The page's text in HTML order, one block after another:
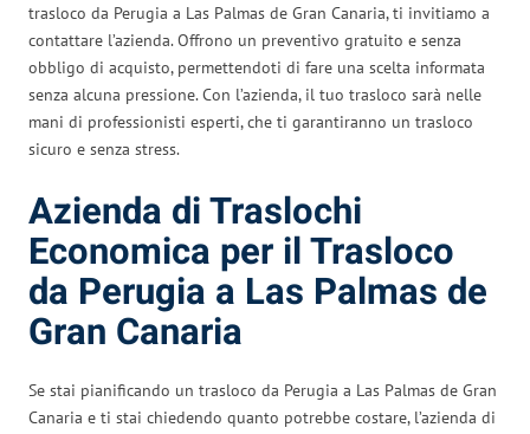
trasloco da Perugia a Las Palmas de Gran Canaria, ti invitiamo a
contattare l’azienda. Offrono un preventivo gratuito e senza
obbligo di acquisto, permettendoti di fare una scelta informata
senza alcuna pressione. Con l’azienda, il tuo trasloco sarà nelle
mani di professionisti esperti, che ti garantiranno un trasloco
sicuro e senza stress.
Azienda di Traslochi
Economica per il Trasloco
da Perugia a Las Palmas de
Gran Canaria
Se stai pianificando un trasloco da Perugia a Las Palmas de Gran
Canaria e ti stai chiedendo quanto potrebbe costare, l’azienda di